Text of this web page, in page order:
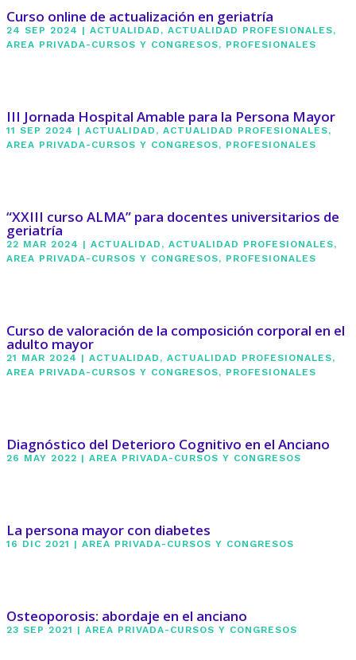
Curso online de actualización en geriatría
24 SEP 2024 |ACTUALIDAD ,ACTUALIDAD PROFESIONALES,
AREA PRIVADA-CURSOS Y CONGRESOS, PROFESIONALES
III Jornada Hospital Amable para la Persona Mayor
11 SEP 2024 |ACTUALIDAD ,ACTUALIDAD PROFESIONALES,
AREA PRIVADA-CURSOS Y CONGRESOS, PROFESIONALES
“XXIII curso ALMA” para docentes universitarios de
geriatría
22 MAR 2024 |ACTUALIDAD ,ACTUALIDAD PROFESIONALES,
AREA PRIVADA-CURSOS Y CONGRESOS, PROFESIONALES
Curso de valoración de la composición corporal en el
adulto mayor
21 MAR 2024 |ACTUALIDAD ,ACTUALIDAD PROFESIONALES,
AREA PRIVADA-CURSOS Y CONGRESOS, PROFESIONALES
Diagnóstico del Deterioro Cognitivo en el Anciano
26 MAY 2022 |AREA PRIVADA-CURSOS Y CONGRESOS
La persona mayor con diabetes
16 DIC 2021 |AREA PRIVADA-CURSOS Y CONGRESOS
Osteoporosis: abordaje en el anciano
23 SEP 2021 |AREA PRIVADA-CURSOS Y CONGRESOS